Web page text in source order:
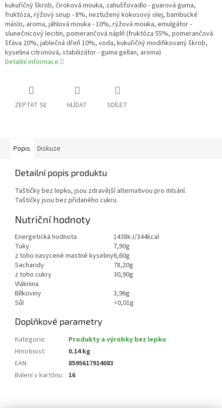
kukuřičný škrob, čiroková mouka, zahušťovadlo - guarová guma,
fruktóza, rýžový sirup - 8%, neztužený kokosový olej, bambucké
máslo, aroma, jáhlová mouka - 10%, rýžová mouka, emulgátor -
slunečnicový lecitin, pomerančová náplň (fruktóza 55%, pomerančová
šťáva 20%, jablečná dřeň 10%, voda, kukuřičný modifikovaný škrob,
kyselina citronová, stabilizátor - guma gellan, aroma)
Detailní informace
ZEPTAT SE HLÍDAT SDÍLET
Popis Diskuze
Detailní popis produktu
Taštičky bez lepku, jsou zdravější alternativou pro mlsání.
Taštičky jsou bez přidaného cukru.
Nutriční hodnoty
Energetická hodnota
1438kJ/344kcal
Tuky
7,90g
z toho nasycené mastné kyseliny6,60g
Sacharidy
78,20g
z toho cukry
30,90g
Vláknina
Bílkoviny
3,96g
Sůl
<0,01g
Doplňkové parametry
Kategorie:
Produkty a výrobky bez lepku
Hmotnost:
0.14 kg
EAN:
8595617914083
Balení v kartónu: 16